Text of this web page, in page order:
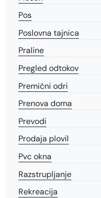
Pos
Poslovna tajnica
Praline
Pregled odtokov
Premični odri
Prenova doma
Prevodi
Prodaja plovil
Pvc okna
Razstrupljanje
Rekreacija